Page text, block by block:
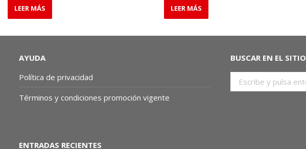
LEER MÁS LEER MÁS
AYUDA
Política de privacidad
Términos y condiciones promoción vigente
BUSCAR EN EL SITIO
ENTRADAS RECIENTES